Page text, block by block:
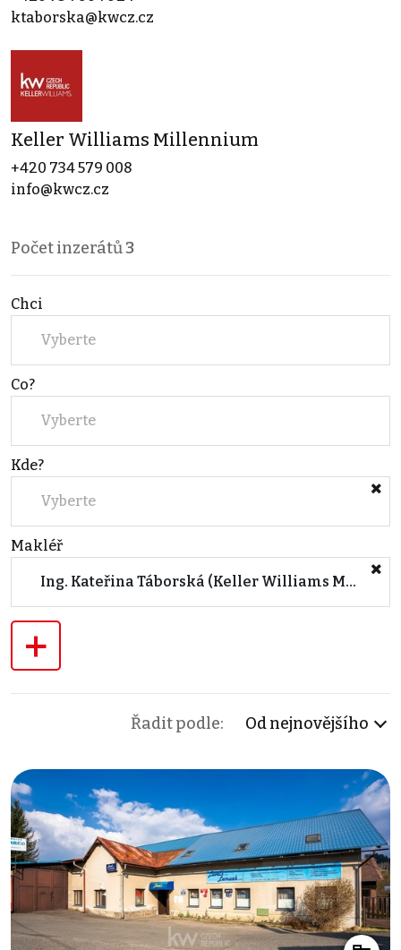
ktaborska@kwcz.cz
Keller Williams Millennium
+420 734 579 008
info@kwcz.cz
Počet inzerátů3
Chci
Vyberte
Co?
Vyberte
Kde?
Vyberte
Makléř
Ing. Kateřina Táborská (Keller Williams Millennium)
+
Řadit podle: Od nejnovějšího